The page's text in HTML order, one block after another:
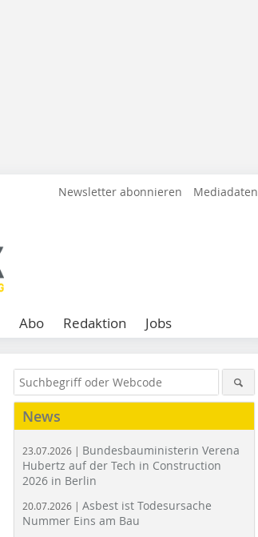
Newsletter abonnieren Mediadaten
Abo Redaktion Jobs
News
23.07.2026 | Bundesbauministerin Verena
Hubertz auf der Tech in Construction
2026 in Berlin
20.07.2026 | Asbest ist Todesursache
Nummer Eins am Bau